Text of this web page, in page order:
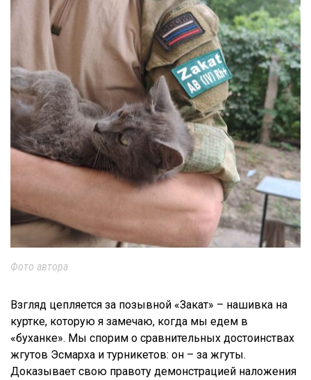
Фото автора
Взгляд цепляется за позывной «Закат» – нашивка на
куртке, которую я замечаю, когда мы едем в
«буханке». Мы спорим о сравнительных достоинствах
жгутов Эсмарха и турникетов: он – за жгуты.
Доказывает свою правоту демонстрацией наложения